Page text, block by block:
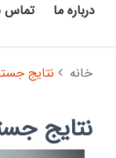
درباره ما تماس
خانه نتایج
نتایج